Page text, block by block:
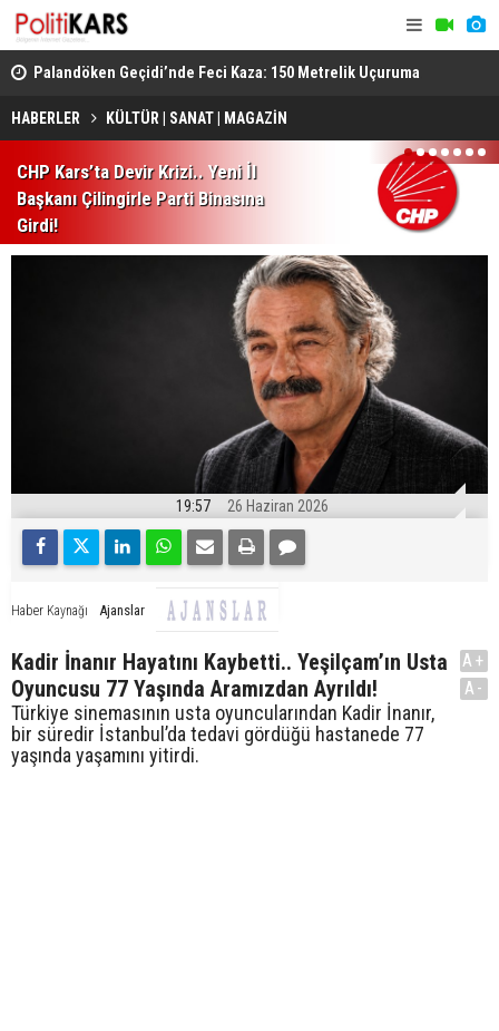
Palandöken Geçidi’nde Feci Kaza: 150 Metrelik Uçuruma
Yuvarlandı
HABERLER KÜLTÜR | SANAT | MAGAZİN
CHP Kars’ta Devir Krizi.. Yeni İl
Başkanı Çilingirle Parti Binasına
Girdi!
1 2 3 4 5 6 7
19:57 26 Haziran 2026
Haber Kaynağı Ajanslar
Kadir İnanır Hayatını Kaybetti.. Yeşilçam’ın Usta
Oyuncusu 77 Yaşında Aramızdan Ayrıldı!
Türkiye sinemasının usta oyuncularından Kadir İnanır,
bir süredir İstanbul’da tedavi gördüğü hastanede 77
yaşında yaşamını yitirdi.
A+
A-